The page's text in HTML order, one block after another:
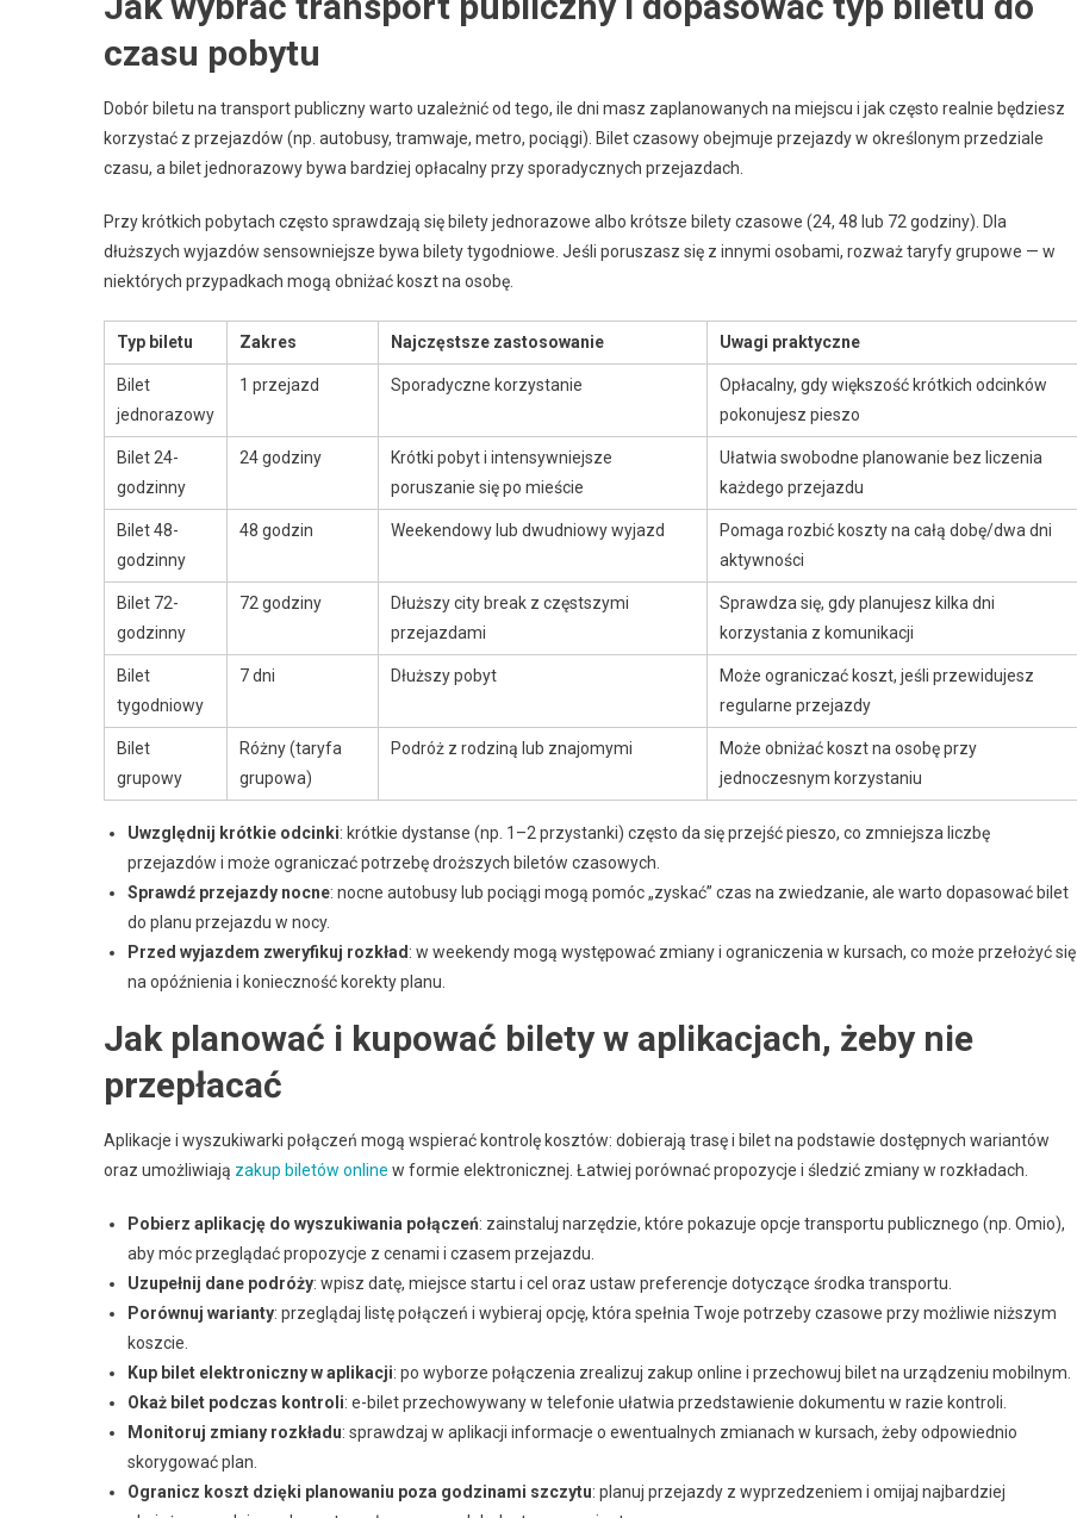
czasu pobytu
Dobór biletu na transport publiczny warto uzależnić od tego, ile dni masz zaplanowanych na miejscu i jak często realnie będziesz
korzystać z przejazdów (np. autobusy, tramwaje, metro, pociągi). Bilet czasowy obejmuje przejazdy w określonym przedziale
czasu, a bilet jednorazowy bywa bardziej opłacalny przy sporadycznych przejazdach.
Przy krótkich pobytach często sprawdzają się bilety jednorazowe albo krótsze bilety czasowe (24, 48 lub 72 godziny). Dla
dłuższych wyjazdów sensowniejsze bywa bilety tygodniowe. Jeśli poruszasz się z innymi osobami, rozważ taryfy grupowe — w
niektórych przypadkach mogą obniżać koszt na osobę.
Typ biletu Zakres Najczęstsze zastosowanie Uwagi praktyczne
Bilet
jednorazowy
1 przejazd Sporadyczne korzystanie
Opłacalny, gdy większość krótkich odcinków
pokonujesz pieszo
Bilet 24-
godzinny
24 godziny
Krótki pobyt i intensywniejsze
poruszanie się po mieście
Ułatwia swobodne planowanie bez liczenia
każdego przejazdu
Bilet 48-
godzinny
48 godzin Weekendowy lub dwudniowy wyjazd
Pomaga rozbić koszty na całą dobę/dwa dni
aktywności
Bilet 72-
godzinny
72 godziny
Dłuższy city break z częstszymi
przejazdami
Sprawdza się, gdy planujesz kilka dni
korzystania z komunikacji
Bilet
tygodniowy
7 dni Dłuższy pobyt
Może ograniczać koszt, jeśli przewidujesz
regularne przejazdy
Bilet
grupowy
Różny (taryfa
grupowa)
Podróż z rodziną lub znajomymi
Może obniżać koszt na osobę przy
jednoczesnym korzystaniu
Uwzględnij krótkie odcinki: krótkie dystanse (np. 1–2 przystanki) często da się przejść pieszo, co zmniejsza liczbę
przejazdów i może ograniczać potrzebę droższych biletów czasowych.
Sprawdź przejazdy nocne: nocne autobusy lub pociągi mogą pomóc „zyskać” czas na zwiedzanie, ale warto dopasować bilet
do planu przejazdu w nocy.
Przed wyjazdem zweryfikuj rozkład: w weekendy mogą występować zmiany i ograniczenia w kursach, co może przełożyć się
na opóźnienia i konieczność korekty planu.
Jak planować i kupować bilety w aplikacjach, żeby nie
przepłacać
Aplikacje i wyszukiwarki połączeń mogą wspierać kontrolę kosztów: dobierają trasę i bilet na podstawie dostępnych wariantów
oraz umożliwiają zakup biletów online w formie elektronicznej. Łatwiej porównać propozycje i śledzić zmiany w rozkładach.
Pobierz aplikację do wyszukiwania połączeń: zainstaluj narzędzie, które pokazuje opcje transportu publicznego (np. Omio),
aby móc przeglądać propozycje z cenami i czasem przejazdu.
Uzupełnij dane podróży: wpisz datę, miejsce startu i cel oraz ustaw preferencje dotyczące środka transportu.
Porównuj warianty: przeglądaj listę połączeń i wybieraj opcję, która spełnia Twoje potrzeby czasowe przy możliwie niższym
koszcie.
Kup bilet elektroniczny w aplikacji: po wyborze połączenia zrealizuj zakup online i przechowuj bilet na urządzeniu mobilnym.
Okaż bilet podczas kontroli: e-bilet przechowywany w telefonie ułatwia przedstawienie dokumentu w razie kontroli.
Monitoruj zmiany rozkładu: sprawdzaj w aplikacji informacje o ewentualnych zmianach w kursach, żeby odpowiednio
skorygować plan.
Ogranicz koszt dzięki planowaniu poza godzinami szczytu: planuj przejazdy z wyprzedzeniem i omijaj najbardziej